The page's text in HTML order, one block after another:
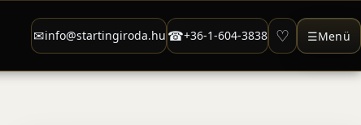
✉info@startingiroda.hu ☎+36-1-604-3838 ♡ ☰Menü